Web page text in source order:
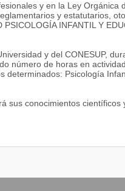
y en la Ley Orgánica
y estatutarios,
INFANTIL Y
y del CONESUP,
número de horas en
determinados: Psicología
sus conocimientos científicos
académica.